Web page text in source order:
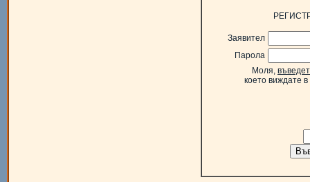
Заявител
Парола
Моля,
което виждате